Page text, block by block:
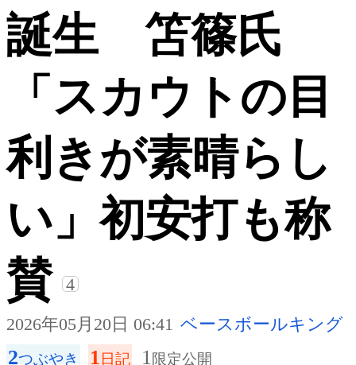
誕生 笘篠氏
「スカウトの目
利きが素晴らし
い」初安打も称
賛
4
2026年05月20日 06:41 ベースボールキング
2つぶやき 1 日記 1 限定公開